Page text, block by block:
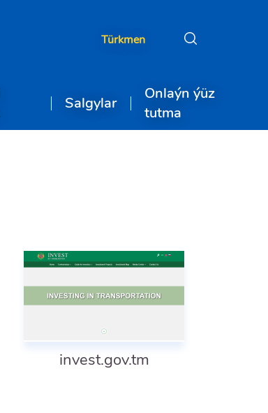
Türkmen
Salgylar
Onlaýn ýüz
tutma
invest.gov.tm